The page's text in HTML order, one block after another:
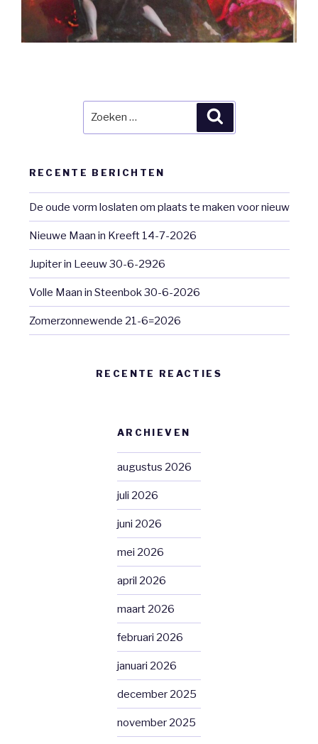
RECENTE BERICHTEN
De oude vorm loslaten om plaats te maken voor nieuw
Nieuwe Maan in Kreeft 14-7-2026
Jupiter in Leeuw 30-6-2926
Volle Maan in Steenbok 30-6-2026
Zomerzonnewende 21-6=2026
RECENTE REACTIES
ARCHIEVEN
augustus 2026
juli 2026
juni 2026
mei 2026
april 2026
maart 2026
februari 2026
januari 2026
december 2025
november 2025